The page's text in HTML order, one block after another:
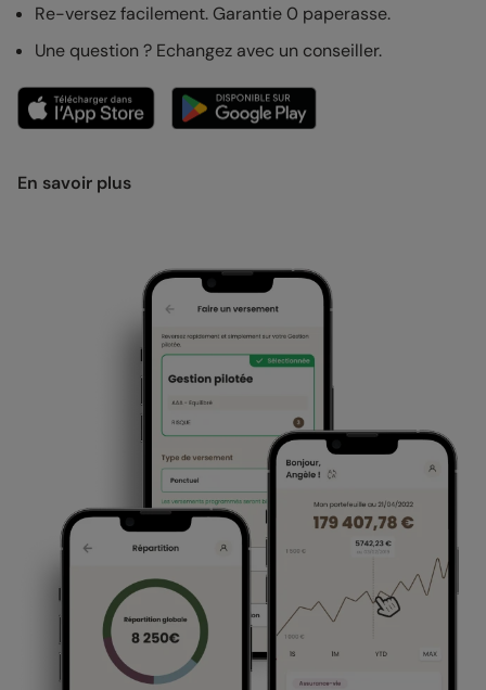
Re-versez facilement. Garantie 0 paperasse.
Une question ? Echangez avec un conseiller.
En savoir plus